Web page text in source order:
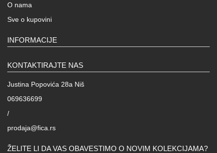
O nama
Sve o kupovini
INFORMACIJE
KONTAKTIRAJTE NAS
Justina Popovića 28a Niš
069636699
/
prodaja@fica.rs
ŽELITE LI DA VAS OBAVESTIMO O NOVIM KOLEKCIJAMA?